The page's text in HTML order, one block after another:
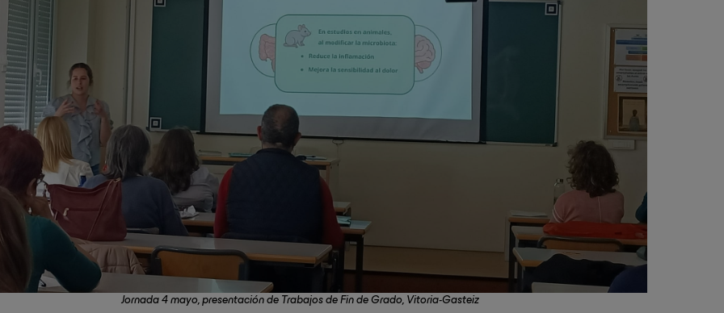
Jornada 4 mayo, presentación de Trabajos de Fin de Grado, Vitoria-Gasteiz